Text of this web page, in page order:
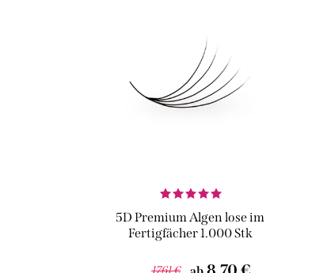
5D Premium Algen lose im
Fertigfächer 1.000 Stk